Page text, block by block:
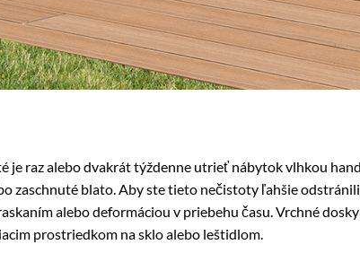
je raz alebo dvakrát týždenne utrieť nábytok vlhkou
zaschnuté blato. Aby ste tieto nečistoty ľahšie
alebo deformáciou v priebehu času. Vrchné
prostriedkom na sklo alebo leštidlom.